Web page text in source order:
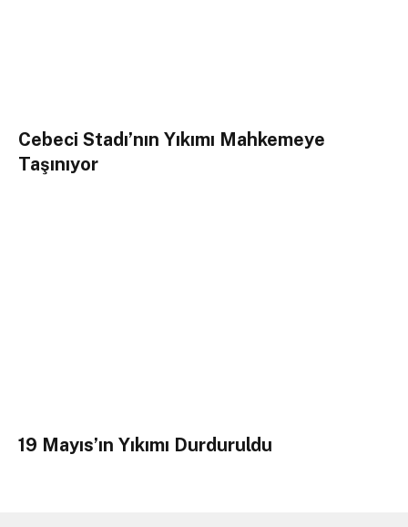
Cebeci Stadı’nın Yıkımı Mahkemeye
Taşınıyor
19 Mayıs’ın Yıkımı Durduruldu